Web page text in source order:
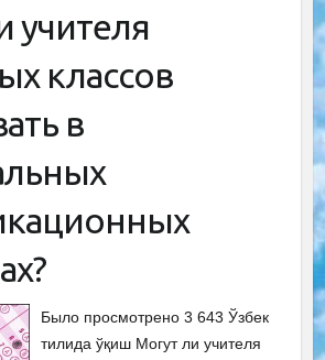
учителя
классов
в
Было просмотрено 3 643 Ўзбек
тилида ўқиш Могут ли учителя